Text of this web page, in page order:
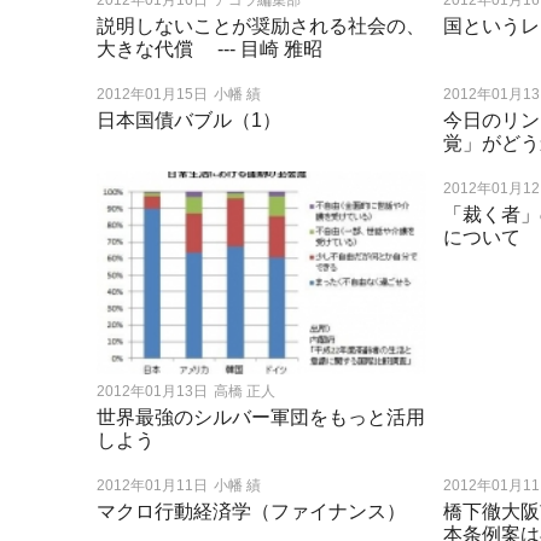
説明しないことが奨励される社会の、
大きな代償 --- 目崎 雅昭
国という
2012年01月15日 小幡 績
日本国債バブル（1）
2012年01月
今日のリ
覚」がど
2012年01月13日 高橋 正人
世界最強のシルバー軍団をもっと活用
しよう
2012年01月
「裁く者
について
2012年01月11日 小幡 績
マクロ行動経済学（ファイナンス）
2012年01月
橋下徹大
本条例案